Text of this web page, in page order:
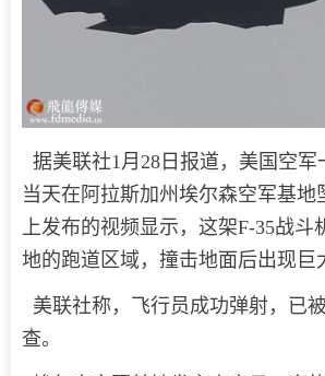
据美联社1月28日报道，美国空军
当天在阿拉斯加州埃尔森空军基地
上发布的视频显示，这架F-35战斗
地的跑道区域，撞击地面后出现巨
美联社称，飞行员成功弹射，已
查。